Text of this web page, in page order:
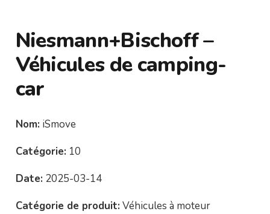
Niesmann+Bischoff –
Véhicules de camping-
car
Nom: iSmove
Catégorie: 10
Date: 2025-03-14
Catégorie de produit: Véhicules à moteur